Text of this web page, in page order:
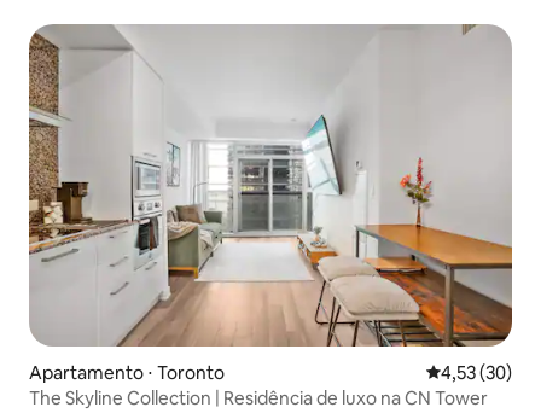
Apartamento ⋅ Toronto 4,53 de uma
4,53 (30)
The Skyline Collection | Residência de luxo na CN Tower